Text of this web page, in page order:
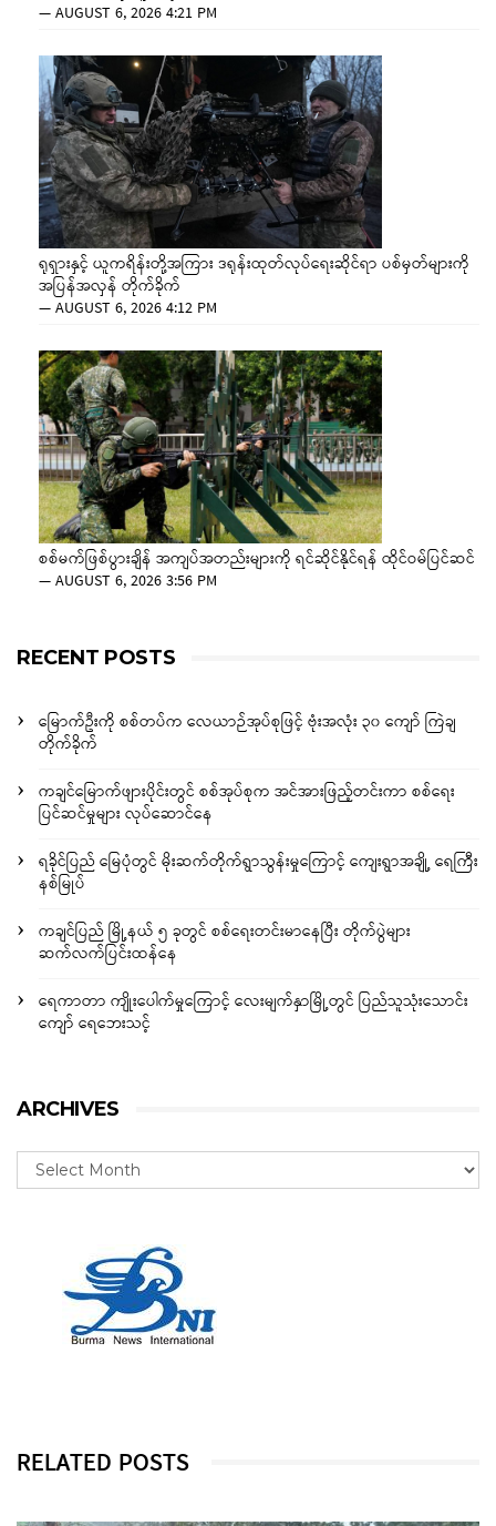
—AUGUST 6, 2026 4:21 PM
ရုရှားနှင့် ယူကရိန်းတို့အကြား ဒရုန်းထုတ်လုပ်ရေးဆိုင်ရာ ပစ်မှတ်များကို
အပြန်အလှန် တိုက်ခိုက်
—AUGUST 6, 2026 4:12 PM
စစ်မက်ဖြစ်ပွားချိန် အကျပ်အတည်းများကို ရင်ဆိုင်နိုင်ရန် ထိုင်ဝမ်ပြင်ဆင်
—AUGUST 6, 2026 3:56 PM
RECENT POSTS
မြောက်ဦးကို စစ်တပ်က လေယာဉ်အုပ်စုဖြင့် ဗုံးအလုံး ၃၀ ကျော် ကြဲချ
တိုက်ခိုက်
ကချင်မြောက်ဖျားပိုင်းတွင် စစ်အုပ်စုက အင်အားဖြည့်တင်းကာ စစ်ရေး
ပြင်ဆင်မှုများ လုပ်ဆောင်နေ
ရခိုင်ပြည် မြေပုံတွင် မိုးဆက်တိုက်ရွာသွန်းမှုကြောင့် ကျေးရွာအချို့ ရေကြီး
နစ်မြုပ်
ကချင်ပြည် မြို့နယ် ၅ ခုတွင် စစ်ရေးတင်းမာနေပြီး တိုက်ပွဲများ
ဆက်လက်ပြင်းထန်နေ
ရေကာတာ ကျိုးပေါက်မှုကြောင့် လေးမျက်နှာမြို့တွင် ပြည်သူသုံးသောင်း
ကျော် ရေဘေးသင့်
ARCHIVES
RELATED POSTS